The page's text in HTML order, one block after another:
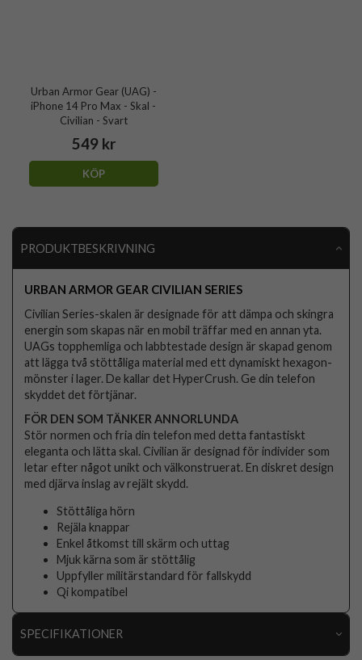
Urban Armor Gear (UAG) -
iPhone 14 Pro Max - Skal -
Civilian - Svart
549 kr
KÖP
PRODUKTBESKRIVNING
URBAN ARMOR GEAR CIVILIAN SERIES
Civilian Series-skalen är designade för att dämpa och skingra
energin som skapas när en mobil träffar med en annan yta.
UAGs topphemliga och labbtestade design är skapad genom
att lägga två stöttåliga material med ett dynamiskt hexagon-
mönster i lager. De kallar det HyperCrush. Ge din telefon
skyddet det förtjänar.
FÖR DEN SOM TÄNKER ANNORLUNDA
Stör normen och fria din telefon med detta fantastiskt
eleganta och lätta skal. Civilian är designad för individer som
letar efter något unikt och välkonstruerat. En diskret design
med djärva inslag av rejält skydd.
Stöttåliga hörn
Rejäla knappar
Enkel åtkomst till skärm och uttag
Mjuk kärna som är stöttålig
Uppfyller militärstandard för fallskydd
Qi kompatibel
SPECIFIKATIONER